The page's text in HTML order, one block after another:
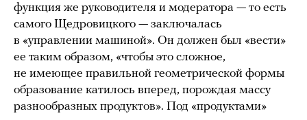
функция же руководителя и модератора — то есть
самого Щедровицкого — заключалась
в «управлении машиной». Он должен был «вести»
ее таким образом, «чтобы это сложное,
не имеющее правильной геометрической формы
образование катилось вперед, порождая массу
разнообразных продуктов». Под «продуктами»